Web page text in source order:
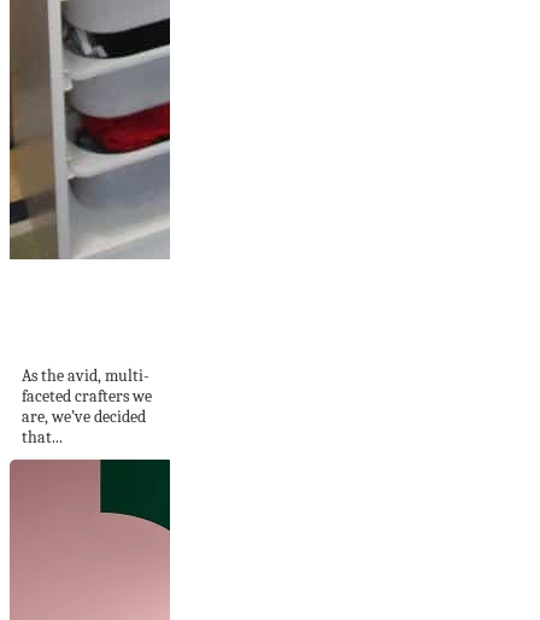
As the avid, multi-
faceted crafters we
are, we’ve decided
that...